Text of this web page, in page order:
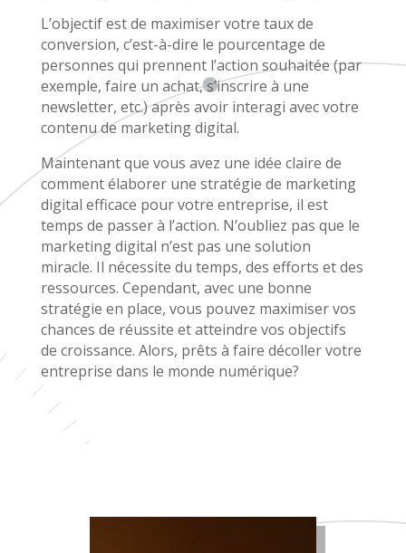
L’objectif est de maximiser votre taux de
conversion, c’est-à-dire le pourcentage de
personnes qui prennent l’action souhaitée (par
exemple, faire un achat, s’inscrire à une
newsletter, etc.) après avoir interagi avec votre
contenu de marketing digital.
Maintenant que vous avez une idée claire de
comment élaborer une stratégie de marketing
digital efficace pour votre entreprise, il est
temps de passer à l’action. N’oubliez pas que le
marketing digital n’est pas une solution
miracle. Il nécessite du temps, des efforts et des
ressources. Cependant, avec une bonne
stratégie en place, vous pouvez maximiser vos
chances de réussite et atteindre vos objectifs
de croissance. Alors, prêts à faire décoller votre
entreprise dans le monde numérique?